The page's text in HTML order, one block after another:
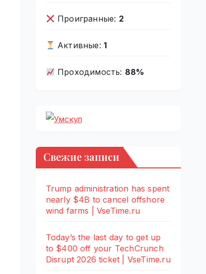
Проигранные: 2
Активные: 1
Проходимость: 88%
Свежие записи
Trump administration has spent
nearly $4B to cancel offshore
wind farms | VseTime.ru
Today’s the last day to get up
to $400 off your TechCrunch
Disrupt 2026 ticket | VseTime.ru